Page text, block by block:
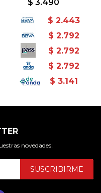
$ 3.490
$ 2.443
$ 2.792
$ 2.792
$ 2.792
$ 3.141
novedades!
SUSCRIBIRME